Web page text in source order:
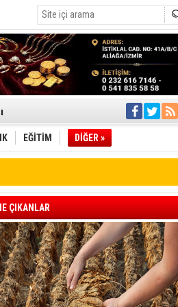
İletti
müdahale
Geçti
EĞİTİM DİĞER »
ÇIKANLAR